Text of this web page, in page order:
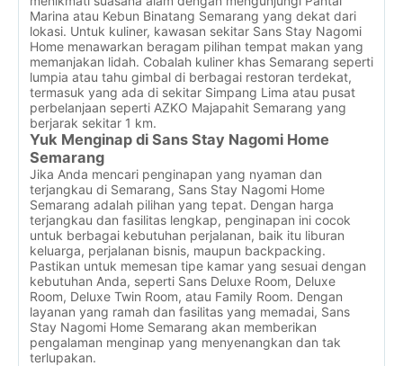
Marina atau Kebun Binatang Semarang yang dekat dari
lokasi. Untuk kuliner, kawasan sekitar Sans Stay Nagomi
Home menawarkan beragam pilihan tempat makan yang
memanjakan lidah. Cobalah kuliner khas Semarang seperti
lumpia atau tahu gimbal di berbagai restoran terdekat,
termasuk yang ada di sekitar Simpang Lima atau pusat
perbelanjaan seperti AZKO Majapahit Semarang yang
berjarak sekitar 1 km.
Yuk Menginap di Sans Stay Nagomi Home
Semarang
Jika Anda mencari penginapan yang nyaman dan
terjangkau di Semarang, Sans Stay Nagomi Home
Semarang adalah pilihan yang tepat. Dengan harga
terjangkau dan fasilitas lengkap, penginapan ini cocok
untuk berbagai kebutuhan perjalanan, baik itu liburan
keluarga, perjalanan bisnis, maupun backpacking.
Pastikan untuk memesan tipe kamar yang sesuai dengan
kebutuhan Anda, seperti Sans Deluxe Room, Deluxe
Room, Deluxe Twin Room, atau Family Room. Dengan
layanan yang ramah dan fasilitas yang memadai, Sans
Stay Nagomi Home Semarang akan memberikan
pengalaman menginap yang menyenangkan dan tak
terlupakan.